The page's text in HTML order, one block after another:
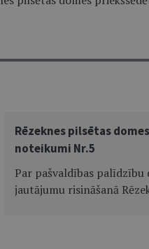
Rēzeknes pilsētas
noteikumi Nr.5
Par pašvaldības palīdzību
jautājumu risināšanā